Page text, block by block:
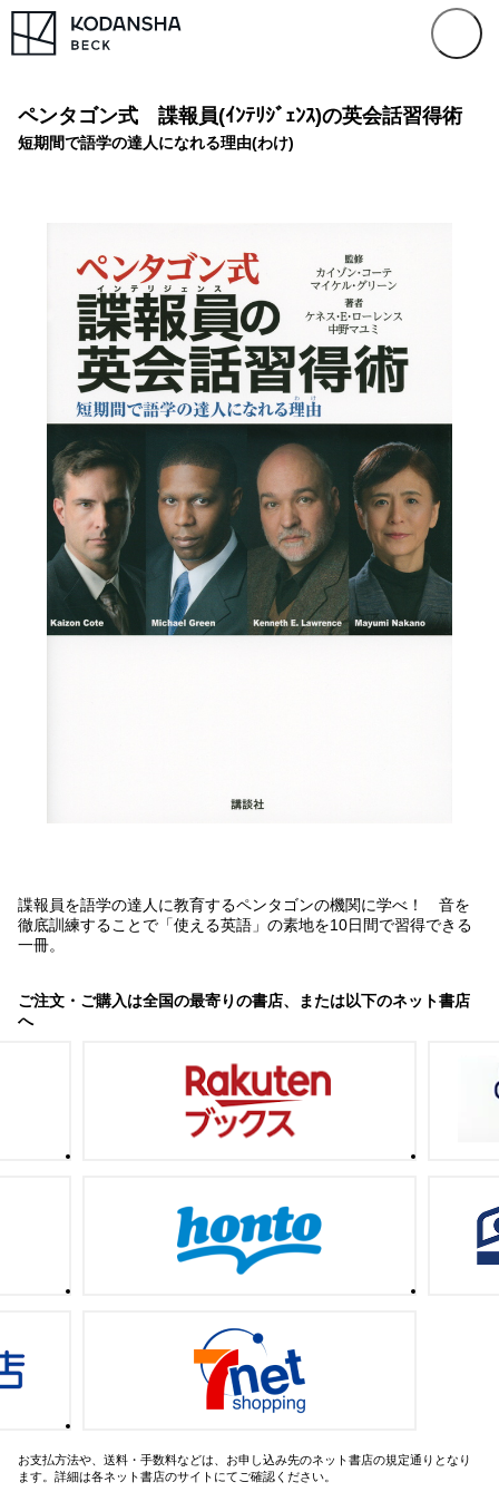
ペンタゴン式 諜報員(ｲﾝﾃﾘｼﾞｪﾝｽ)の英会話習得術
短期間で語学の達人になれる理由(わけ)
諜報員を語学の達人に教育するペンタゴンの機関に学べ！ 音を
徹底訓練することで「使える英語」の素地を10日間で習得できる
一冊。
ご注文・ご購入は全国の最寄りの書店、または以下のネット書店
へ
お支払方法や、送料・手数料などは、お申し込み先のネット書店の規定通りとなり
ます。詳細は各ネット書店のサイトにてご確認ください。